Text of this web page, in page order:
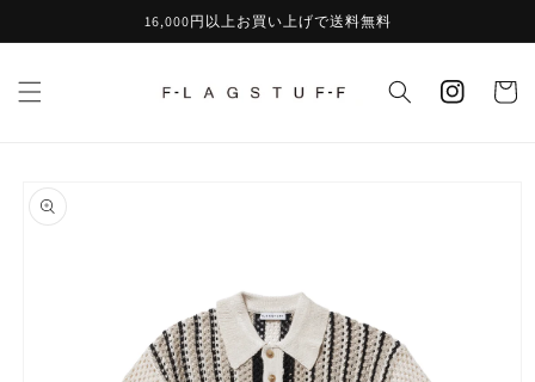
ンツに
16,000円以上お買い上げで送料無料
instagram
ー
商品情
報にス